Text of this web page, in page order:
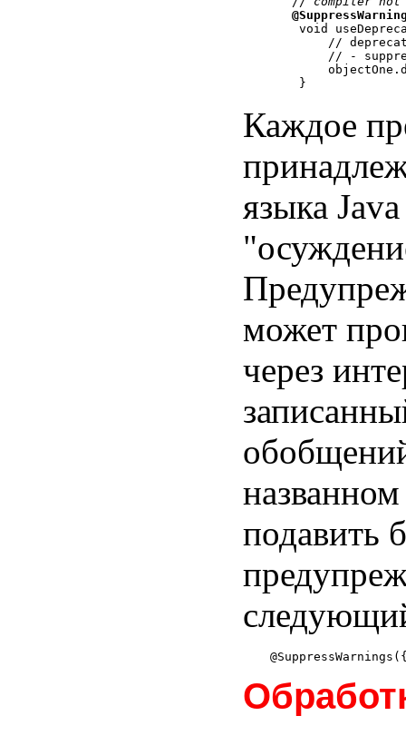
void
//
// -
Каждое
языка
может
через
подавить